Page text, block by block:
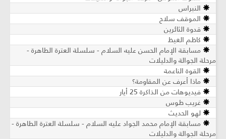
النبراس
الموقف سلاح
قدوة الثائرين
كاظم الغيظ
مسابقة الإمام الحسن عليه السلام - سلسلة العترة الطاهرة -
مرحلة الجوالة والدليلات
القوة الناعمة
ماذا أعرف عن المقاومة؟
فيديوهات من الذاكرة 25 أيار
غريب طوس
لهو الحديث
مسابقة الإمام محمد الجواد عليه السلام - سلسلة العترة الطاهرة -
مرحلة الجوالة والدليلات